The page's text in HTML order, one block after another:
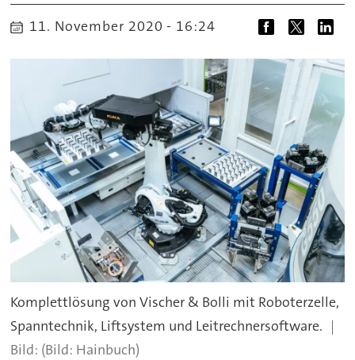
11. November 2020 - 16:24
Komplettlösung von Vischer & Bolli mit Roboterzelle,
Spanntechnik, Liftsystem und Leitrechnersoftware.
(Bild: Hainbuch)